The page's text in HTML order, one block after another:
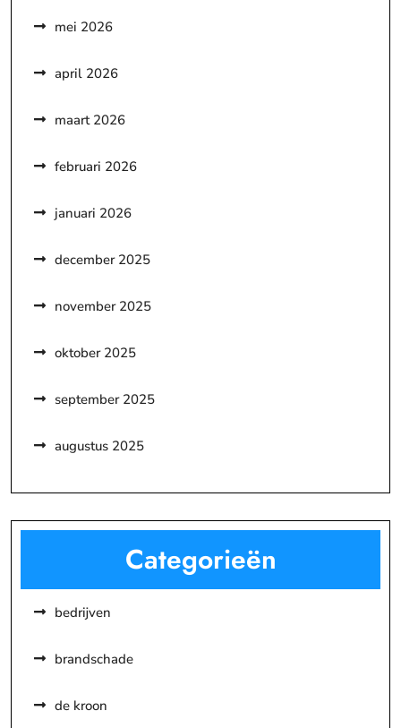
mei 2026
april 2026
maart 2026
februari 2026
januari 2026
december 2025
november 2025
oktober 2025
september 2025
augustus 2025
Categorieën
bedrijven
brandschade
de kroon